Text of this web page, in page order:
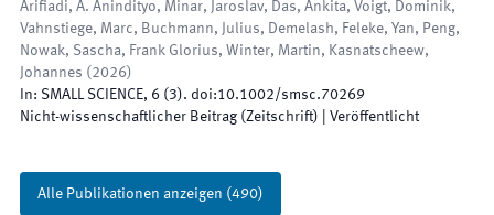
Arifiadi, A. Anindityo, Minar, Jaroslav, Das, Ankita, Voigt, Dominik,
Vahnstiege, Marc, Buchmann, Julius, Demelash, Feleke, Yan, Peng,
Nowak, Sascha, Frank Glorius, Winter, Martin, Kasnatscheew,
Johannes ( 2026)
In: SMALL SCIENCE, 6 (3). doi:10.1002/smsc.70269
Nicht-wissenschaftlicher Beitrag (Zeitschrift)
Veröffentlicht
Alle Publikationen anzeigen (490)